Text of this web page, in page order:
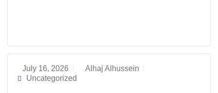
July 16, 2026
Alhaj Alhussein
Uncategorized